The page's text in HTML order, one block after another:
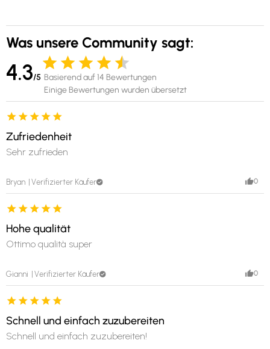
Was unsere Community sagt:
4.3/5 Basierend auf 14 Bewertungen
Einige Bewertungen wurden übersetzt
Bryan Verifizierter Käufer
Zufriedenheit
Sehr zufrieden
0
Gianni Verifizierter Käufer
Hohe qualität
Ottimo qualità super
0
Schnell und einfach zuzubereiten
Schnell und einfach zuzubereiten!